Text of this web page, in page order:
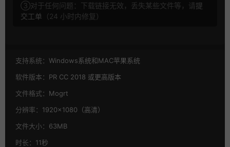
③对于任何问题：下载链接无效，丢失某些文件等，请提
交工单 （24 小时内修复）
支持系统： Windows系统和MAC苹果系统
软件版本： PR CC 2018 或更高版本
文件格式： Mogrt
分辨率： 1920×1080（高清）
文件大小： 63MB
时长： 11秒